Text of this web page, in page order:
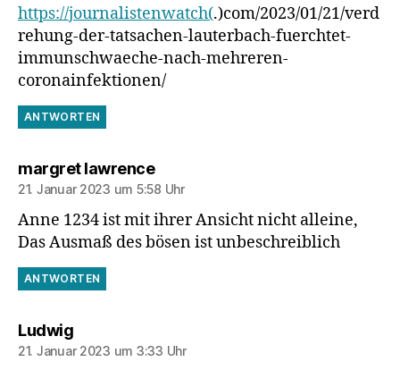
https://journalistenwatch(.)com/2023/01/21/verd
rehung-der-tatsachen-lauterbach-fuerchtet-
immunschwaeche-nach-mehreren-
coronainfektionen/
ANTWORTEN
margret lawrencesagt:
21. Januar 2023 um 5:58 Uhr
Anne 1234 ist mit ihrer Ansicht nicht alleine,
Das Ausmaß des bösen ist unbeschreiblich
ANTWORTEN
Ludwigsagt:
21. Januar 2023 um 3:33 Uhr